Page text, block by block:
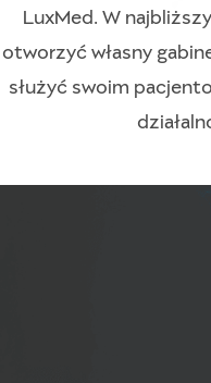
LuxMed. W
otworzyć własny
służyć swoim